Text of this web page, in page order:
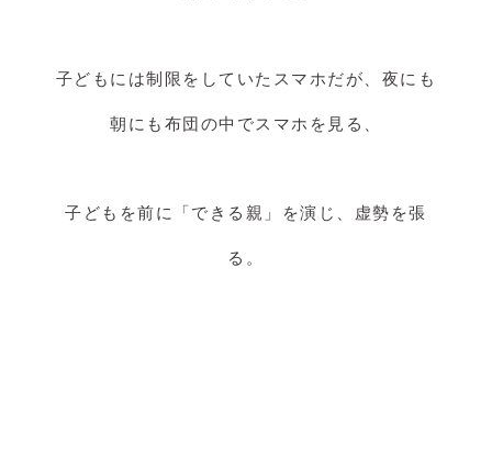
子どもには制限をしていたスマホだが、夜にも
朝にも布団の中でスマホを見る、
子どもを前に「できる親」を演じ、虚勢を張
る。